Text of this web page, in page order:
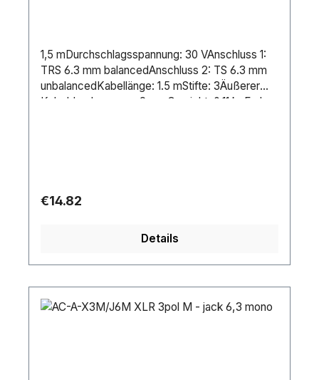
1,5 mDurchschlagsspannung: 30 VAnschluss 1:
TRS 6.3 mm balancedAnschluss 2: TS 6.3 mm
unbalancedKabellänge: 1.5 mStifte: 3Äußerer
Kabeldurchmesser: 9 mmGewicht: 0.11 kgFarbe:
Regular price:
€14.82
Details